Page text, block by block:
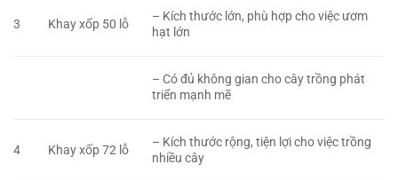
3 Khay xốp 50 lỗ
– Kích thước lớn, phù hợp cho việc ươm
hạt lớn
– Có đủ không gian cho cây trồng phát
triển mạnh mẽ
4 Khay xốp 72 lỗ
– Kích thước rộng, tiện lợi cho việc trồng
nhiều cây